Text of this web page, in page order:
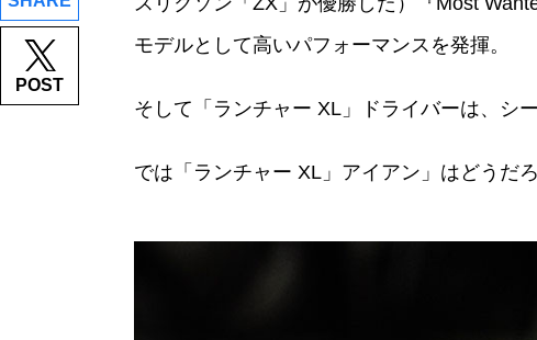
POST
モデルとして高いパフォーマンスを発揮。
そして「ランチャー XL」ドライバーは、シ
では「ランチャー XL」アイアン」はどうだ